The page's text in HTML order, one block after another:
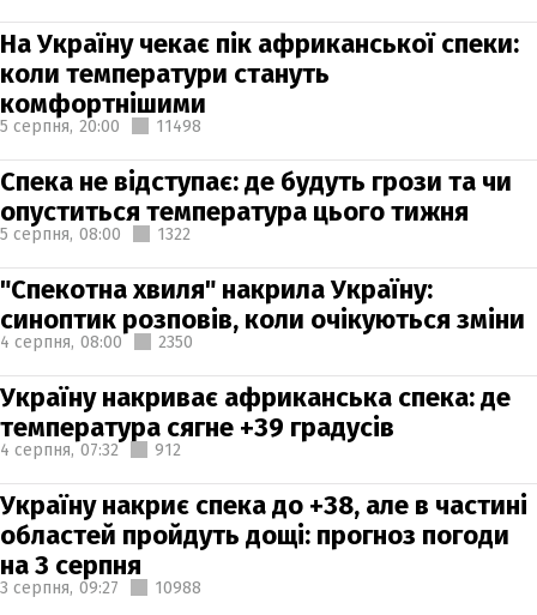
На Україну чекає пік африканської спеки:
коли температури стануть
комфортнішими
5 серпня, 20:00 11498
Спека не відступає: де будуть грози та чи
опуститься температура цього тижня
5 серпня, 08:00 1322
"Спекотна хвиля" накрила Україну:
синоптик розповів, коли очікуються зміни
4 серпня, 08:00 2350
Україну накриває африканська спека: де
температура сягне +39 градусів
4 серпня, 07:32 912
Україну накриє спека до +38, але в частині
областей пройдуть дощі: прогноз погоди
на 3 серпня
3 серпня, 09:27 10988